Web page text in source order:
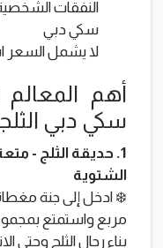
النفقات
سكي دبي
لا يشمل السعر
أهم
سكي دبي
1. حديقة الثلج -
الشتوية
مربع واستمتع
بناء رجال الثلج وحتى